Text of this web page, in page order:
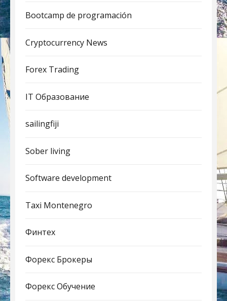
Bootcamp de programación
Cryptocurrency News
Forex Trading
IT Образование
sailingfiji
Sober living
Software development
Taxi Montenegro
Финтех
Форекс Брокеры
Форекс Обучение